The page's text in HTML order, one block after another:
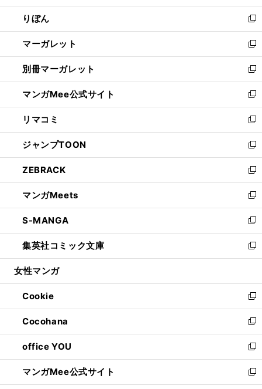
開
く
ウ
で
開
く
ン
ド
ウ
で
開
く
ウ
ィ
ン
ド
ウ
で
開
く
りぼん
新
し
い
ウ
ィ
ン
ド
ウ
で
開
く
マーガレット
新
し
い
ウ
ィ
ン
ド
ウ
で
開
く
別冊マーガレット
新
し
い
ウ
ィ
ン
ド
ウ
で
開
く
マンガMee公式サイト
新
し
い
ウ
ィ
ン
ド
ウ
で
開
く
リマコミ
新
し
い
ウ
ィ
ン
ド
ウ
で
開
く
ジャンプTOON
新
し
い
ウ
ィ
ン
ド
ウ
で
開
ZEBRACK
新
し
い
ウ
ィ
ン
ド
ウ
開
く
マンガMeets
新
し
い
ウ
ィ
ン
ウ
で
開
く
S-MANGA
新
し
い
ウ
ン
ド
ウ
で
開
く
集英社コミック文庫
新
し
ウ
ィ
ン
ド
ウ
で
開
く
女性マンガ
Cookie
新
し
い
ウ
ィ
ン
ド
ウ
Cocohana
新
し
い
ウ
ィ
ン
office YOU
新
し
い
ウ
マンガMee公式サイト
新
し